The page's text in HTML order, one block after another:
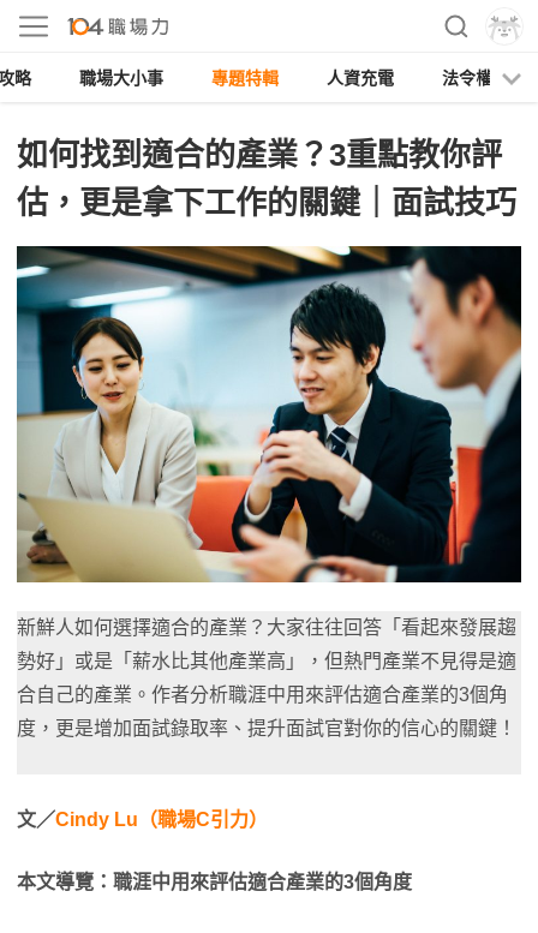
略 職場大小事 專題特輯 人資充電 法令權益
如何找到適合的產業？3重點教你評
估，更是拿下工作的關鍵｜面試技巧
新鮮人如何選擇適合的產業？大家往往回答「看起來發展趨
勢好」或是「薪水比其他產業高」，但熱門產業不見得是適
合自己的產業。作者分析職涯中用來評估適合產業的3個角
度，更是增加面試錄取率、提升面試官對你的信心的關鍵！
文／Cindy Lu（職場C引力）
本文導覽：職涯中用來評估適合產業的3個角度